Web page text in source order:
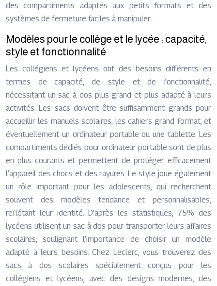
des compartiments adaptés aux petits formats et des
systèmes de fermeture faciles à manipuler.
Modèles pour le collège et le lycée : capacité,
style et fonctionnalité
Les collégiens et lycéens ont des besoins différents en
termes de capacité, de style et de fonctionnalité,
nécessitant un sac à dos plus grand et plus adapté à leurs
activités. Les sacs doivent être suffisamment grands pour
accueillir les manuels scolaires, les cahiers grand format, et
éventuellement un ordinateur portable ou une tablette. Les
compartiments dédiés pour ordinateur portable sont de plus
en plus courants et permettent de protéger efficacement
l’appareil des chocs et des rayures. Le style joue également
un rôle important pour les adolescents, qui recherchent
souvent des modèles tendance et personnalisables,
reflétant leur identité. D’après les statistiques, 75% des
lycéens utilisent un sac à dos pour transporter leurs affaires
scolaires, soulignant l’importance de choisir un modèle
adapté à leurs besoins. Chez Leclerc, vous trouverez des
sacs à dos scolaires spécialement conçus pour les
collégiens et lycéens, avec des designs modernes, des